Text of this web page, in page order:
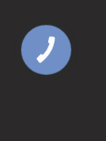
КНОПКА
ЗВ'ЯЗКУ